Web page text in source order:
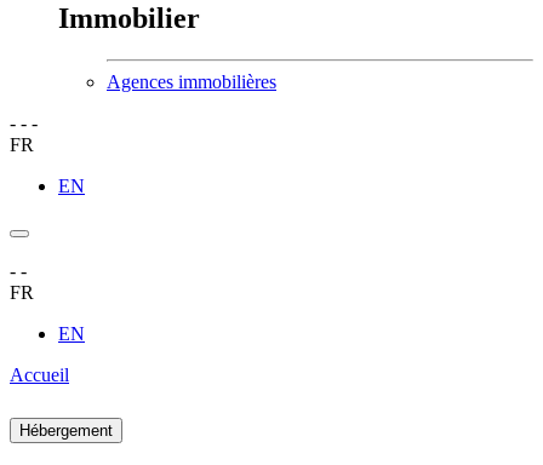
Immobilier
Agences immobilières
- - -
FR
EN
- -
FR
EN
Accueil
Hébergement